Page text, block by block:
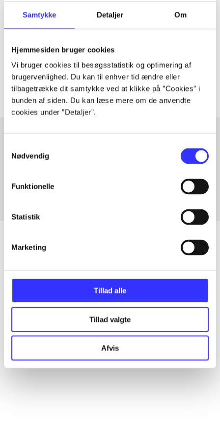
Samtykke Detaljer Om
Hjemmesiden bruger cookies
Vi bruger cookies til besøgsstatistik og optimering af
brugervenlighed. Du kan til enhver tid ændre eller
tilbagetrække dit samtykke ved at klikke på ”Cookies” i
bunden af siden. Du kan læse mere om de anvendte
cookies under ”Detaljer”.
Nødvendig
Funktionelle
Statistik
Marketing
Tillad alle
Tillad valgte
Afvis
Artiklen er en del af
Tidsskrift
Artiklerne i handler ofte om
Artikler med samme emner
Alle registrerede artikler fordelt på udgivelser
...